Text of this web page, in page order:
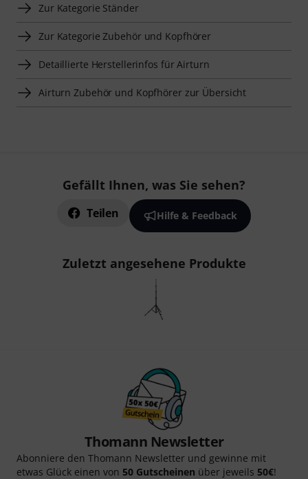
Zur Kategorie Ständer
Zur Kategorie Zubehör und Kopfhörer
Detaillierte Herstellerinfos für Airturn
Airturn Zubehör und Kopfhörer zur Übersicht
Gefällt Ihnen, was Sie sehen?
Teilen Hilfe & Feedback
Zuletzt angesehene Produkte
Thomann Newsletter
Abonniere den Thomann Newsletter und gewinne mit
etwas Glück einen von 50 Gutscheinen über jeweils 50€!